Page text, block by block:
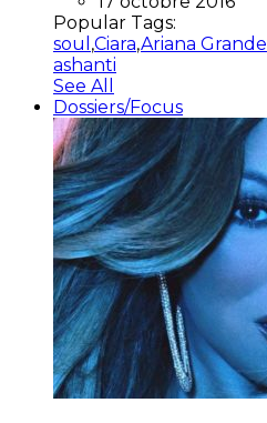
Popular Tags:
soul ,Ciara,Ariana Grande
ashanti
See All
Dossiers/Focus